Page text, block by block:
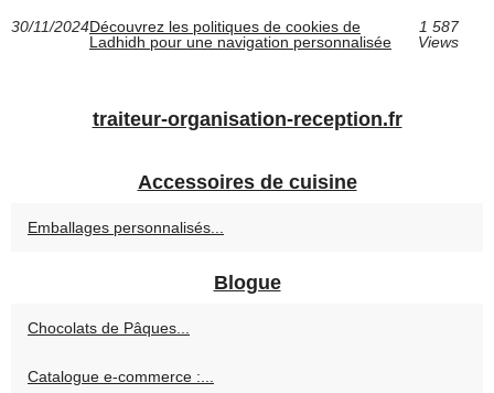
30/11/2024Découvrez les politiques de cookies de
Ladhidh pour une navigation personnalisée
1 587
Views
traiteur-organisation-reception.fr
Accessoires de cuisine
Emballages personnalisés...
Blogue
Chocolats de Pâques...
Catalogue e‑commerce :...